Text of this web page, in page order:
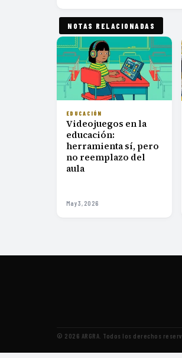
NOTAS RELACIONADAS
EDUCACIÓN
Videojuegos en la
educación:
herramienta sí, pero
no reemplazo del
aula
May 3, 2026
© 2026 ARGRA. Todos los derechos